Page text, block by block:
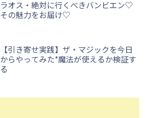
ラオス・絶対に行くべきバンビエン♡
その魅力をお届け♡
【引き寄せ実践】ザ・マジックを今日
からやってみた*魔法が使えるか検証す
る